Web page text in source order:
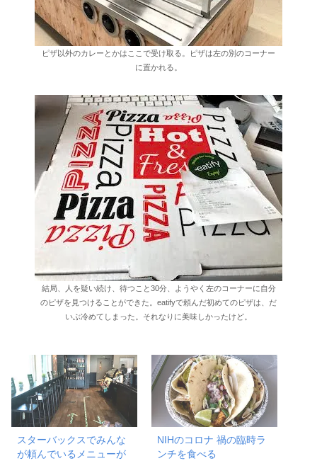
ピザ以外のカレーとかはここで受け取る。ピザは左の別のコーナー
に置かれる。
結局、人を疑い続け、待つこと30分、ようやく左のコーナーに自分
のピザを見つけることができた。eatifyで頼んだ初めてのピザは、だ
いぶ冷めてしまった。それなりに美味しかったけど。
スターバックスでみんな
が頼んでいるメニューが
NIHのコロナ 禍の臨時ラ
ンチを食べる